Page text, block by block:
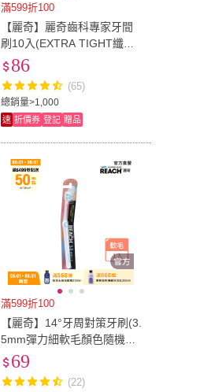
滿599折100
【麗奇】麗奇齒科專家牙間
刷10入(EXTRA TIGHT纖細S
S/MICRO TIGHT極細SSSS)
總銷量>1,000
86
(65)
速 折價券 登記 贈品
滿599折100
【麗奇】14°牙周對策牙刷(3.
5mm彈力細軟毛顏色隨機出
貨)69
(22)